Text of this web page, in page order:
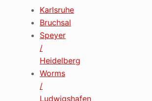
Karlsruhe
Bruchsal
Speyer
/
Heidelberg
Worms
/
Ludwigshafen